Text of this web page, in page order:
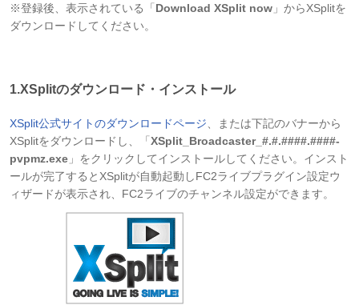
※登録後、表示されている「Download XSplit now 」からXSplitを
ダウンロードしてください。
1.XSplitのダウンロード・インストール
XSplit公式サイトのダウンロードページ 、または下記のバナーから
XSplitをダウンロードし、「XSplit_Broadcaster_#.#.####.####-
pvpmz.exe 」をクリックしてインストールしてください。インスト
ールが完了するとXSplitが自動起動しFC2ライブプラグイン設定ウ
ィザードが表示され、FC2ライブのチャンネル設定ができます。